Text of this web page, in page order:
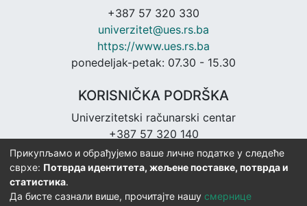
+387 57 320 330
univerzitet@ues.rs.ba
https://www.ues.rs.ba
ponedeljak-petak: 07.30 - 15.30
KORISNIČKA PODRŠKA
Univerzitetski računarski centar
+387 57 320 140
urc@ues.rs.ba
https://urc.ues.rs.ba
Прикупљамо и обрађујемо ваше личне податке у следеће
сврхе: Потврда идентитета, жељене поставке, потврда и
статистика.
Да бисте сазнали више, прочитајте нашу смернице